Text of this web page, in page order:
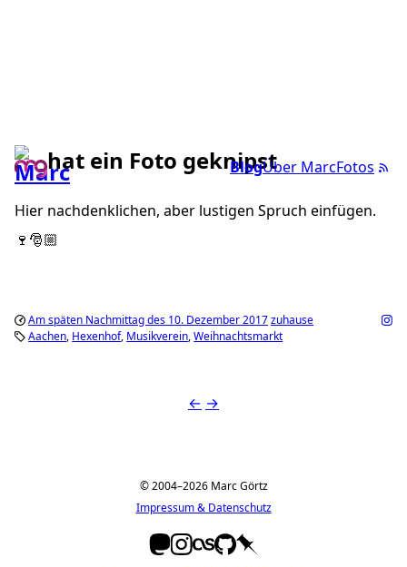
BlogÜber MarcFotos
hat ein Foto geknipst
Hier nachdenklichen, aber lustigen Spruch einfügen.
🍷🎅🏼
Am späten Nachmittag des 10. Dezember 2017zuhause
Aachen Hexenhof Musikverein Weihnachtsmarkt
← →
© 2004–2026 Marc Görtz
Impressum & Datenschutz